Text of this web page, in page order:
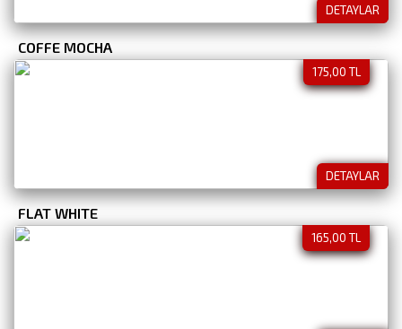
DETAYLAR
COFFE MOCHA
175,00 TL
DETAYLAR
FLAT WHITE
165,00 TL